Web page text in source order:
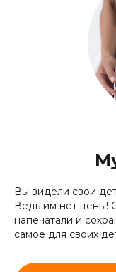
Вы видели свои
Ведь им нет цены!
напечатали и
самое для своих